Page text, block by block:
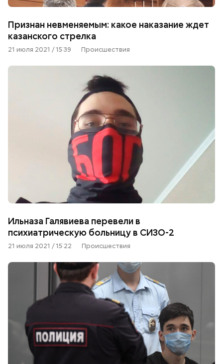
Признан невменяемым: какое наказание ждет
казанского стрелка
21 июля 2021 / 15:39 Происшествия
Ильназа Галявиева перевели в
психиатрическую больницу в СИЗО-2
21 июля 2021 / 15:22 Происшествия